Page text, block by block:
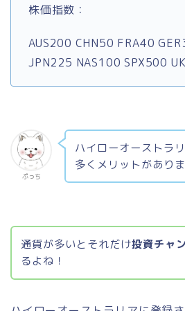
株価指数：
AUS200 CHN50 FRA40
JPN225 NAS100 SPX500
ぷっち
ハイローオーストラ
多くメリットがありま
通貨が多いとそれだけ投資チャ
るよね！